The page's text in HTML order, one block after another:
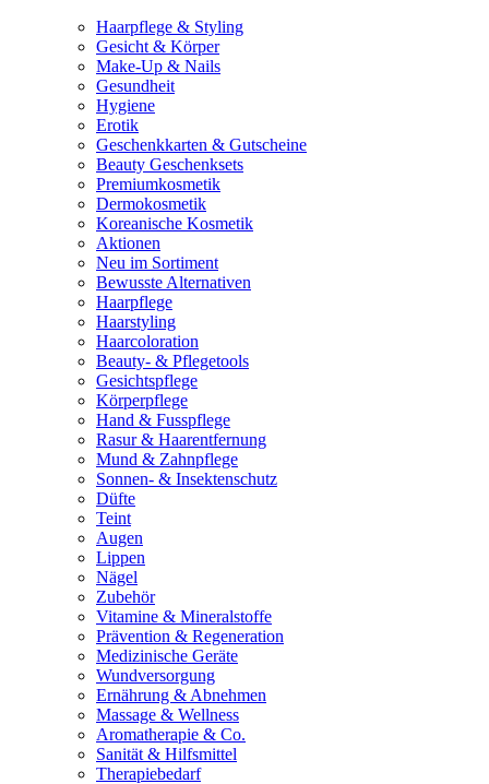
Haarpflege & Styling
Gesicht & Körper
Make-Up & Nails
Gesundheit
Hygiene
Erotik
Geschenkkarten & Gutscheine
Beauty Geschenksets
Premiumkosmetik
Dermokosmetik
Koreanische Kosmetik
Aktionen
Neu im Sortiment
Bewusste Alternativen
Haarpflege
Haarstyling
Haarcoloration
Beauty- & Pflegetools
Gesichtspflege
Körperpflege
Hand & Fusspflege
Rasur & Haarentfernung
Mund & Zahnpflege
Sonnen- & Insektenschutz
Düfte
Teint
Augen
Lippen
Nägel
Zubehör
Vitamine & Mineralstoffe
Prävention & Regeneration
Medizinische Geräte
Wundversorgung
Ernährung & Abnehmen
Massage & Wellness
Aromatherapie & Co.
Sanität & Hilfsmittel
Therapiebedarf